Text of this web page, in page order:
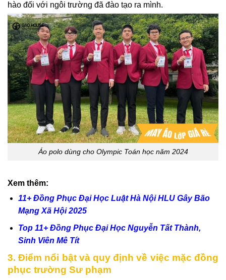
hào đối với ngôi trường đã đào tạo ra mình.
Áo polo dùng cho Olympic Toán học năm 2024
Xem thêm:
11+ Đồng Phục Đại Học Luật Hà Nội HLU Gây Bão
Mạng Xã Hội 2025
Top 11+ Đồng Phục Đại Học Nguyễn Tất Thành,
Sinh Viên Mê Tít
3. Điểm nổi bật và quy định về việc mặc đồng
phục trường Sư phạm